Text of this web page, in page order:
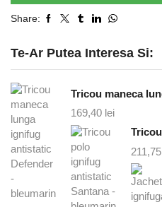
Share:
Te-Ar Putea Interesa Si:
169,40 lei
211,75